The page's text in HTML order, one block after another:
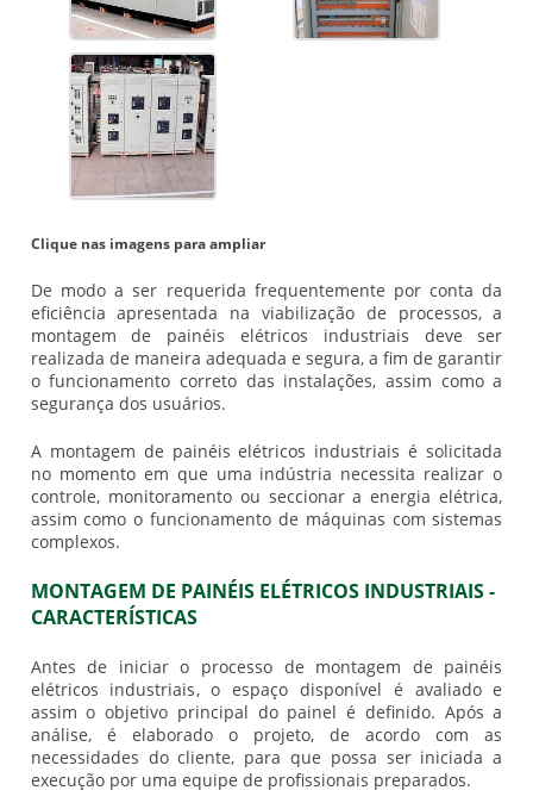
Clique nas imagens para ampliar
De modo a ser requerida frequentemente por conta da
eficiência apresentada na viabilização de processos, a
montagem de painéis elétricos industriais deve ser
realizada de maneira adequada e segura, a fim de garantir
o funcionamento correto das instalações, assim como a
segurança dos usuários.
A montagem de painéis elétricos industriais é solicitada
no momento em que uma indústria necessita realizar o
controle, monitoramento ou seccionar a energia elétrica,
assim como o funcionamento de máquinas com sistemas
complexos.
MONTAGEM DE PAINÉIS ELÉTRICOS INDUSTRIAIS -
CARACTERÍSTICAS
Antes de iniciar o processo de montagem de painéis
elétricos industriais, o espaço disponível é avaliado e
assim o objetivo principal do painel é definido. Após a
análise, é elaborado o projeto, de acordo com as
necessidades do cliente, para que possa ser iniciada a
execução por uma equipe de profissionais preparados.